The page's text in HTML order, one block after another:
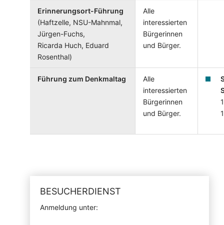
Erinnerungsort-Führung
(Haftzelle, NSU-Mahnmal,
Jürgen-Fuchs,
Ricarda Huch, Eduard
Rosenthal)
Alle
interessierten
Bürgerinnen
und Bürger.
Führung zum Denkmaltag
Alle
interessierten
Bürgerinnen
und Bürger.
BESUCHERDIENST
Anmeldung unter: